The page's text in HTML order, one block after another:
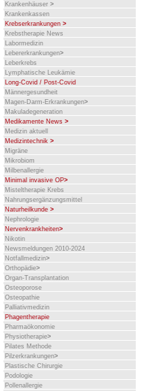
Krankenhäuser >
Krankenkassen
Krebserkrankungen >
Krebstherapie News
Labormedizin
Lebererkrankungen>
Leberkrebs
Lymphatische Leukämie
Long-Covid / Post-Covid
Männergesundheit
Magen-Darm-Erkrankungen>
Makuladegeneration
Medikamente News >
Medizin aktuell
Medizintechnik >
Migräne
Mikrobiom
Milbenallergie
Minimal invasive OP>
Misteltherapie Krebs
Nahrungsergänzungsmittel
Naturheilkunde >
Nephrologie
Nervenkrankheiten>
Nikotin
Newsmeldungen 2010-2024
Notfallmedizin>
Orthopädie>
Organ-Transplantation
Osteoporose
Osteopathie
Palliativmedizin
Phagentherapie
Pharmaökonomie
Physiotherapie>
Pilates Methode
Pilzerkrankungen>
Plastische Chirurgie
Podologie
Pollenallergie